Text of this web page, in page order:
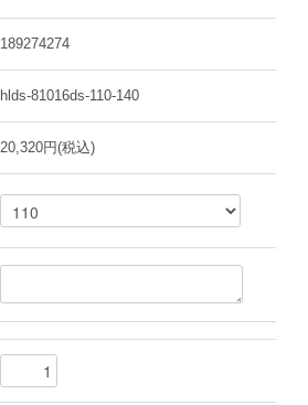
189274274
hlds-81016ds-110-140
20,320円(税込)